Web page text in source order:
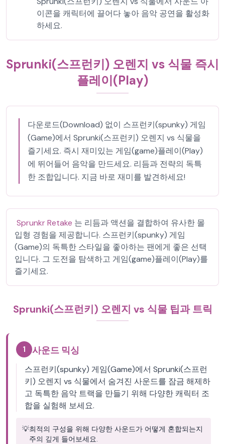
이콘을 캐릭터에 끌어다 놓아 음악 공연을 활성화
하세요.
Sprunki(스프런키) 오렌지 vs 식물 즉시
플레이(Play)
다운로드(Download) 없이 스프런키(spunky) 게임
(Game)에서 Sprunki(스프런키) 오렌지 vs 식물을
즐기세요. 즉시 재미있는 게임(game)플레이(Play)
에 뛰어들어 음악을 만드세요. 리듬과 전략의 독특
한 조합입니다. 지금 바로 재미를 발견하세요!
Sprunkr Retake 는 리듬과 액션을 결합하여 유사한 몰
입형 경험을 제공합니다. 스프런키(spunky) 게임
(Game)의 독특한 스타일을 좋아하는 팬에게 좋은 선택
입니다. 그 도전을 탐색하고 게임(game)플레이(Play)를
즐기세요.
Sprunki(스프런키) 오렌지 vs 식물 팁과 트릭
1 사운드 믹싱
스프런키(spunky) 게임(Game)에서 Sprunki(스프런
키) 오렌지 vs 식물에서 숨겨진 사운드를 잠금 해제하
고 독특한 음악 트랙을 만들기 위해 다양한 캐릭터 조
합을 실험해 보세요.
💡최적의 구성을 위해 다양한 사운드가 어떻게 혼합되는지
주의 깊게 들어보세요.